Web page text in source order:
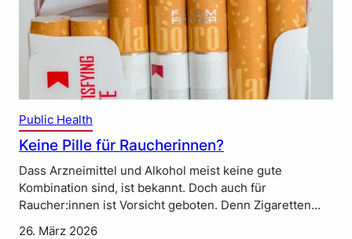
Public Health
Keine Pille für Raucherinnen?
Dass Arzneimittel und Alkohol meist keine gute
Kombination sind, ist bekannt. Doch auch für
Raucher:innen ist Vorsicht geboten. Denn Zigaretten…
26. März 2026